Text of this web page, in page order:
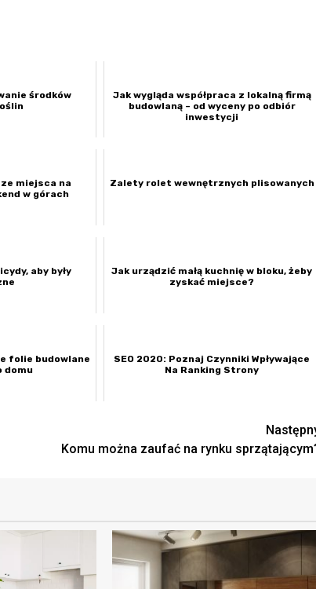
środków
Jak wygląda współpraca z lokalną firmą
budowlaną – od wyceny po odbiór
inwestycji
miejsca na
w górach
Zalety rolet wewnętrznych plisowanych
aby były
Jak urządzić małą kuchnię w bloku, żeby
zyskać miejsce?
folie budowlane
domu
SEO 2020: Poznaj Czynniki Wpływające
Na Ranking Strony
Komu można zaufać na rynku